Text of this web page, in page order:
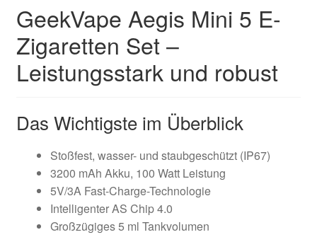
GeekVape Aegis Mini 5 E-
Zigaretten Set –
Leistungsstark und robust
Das Wichtigste im Überblick
Stoßfest, wasser- und staubgeschützt (IP67)
3200 mAh Akku, 100 Watt Leistung
5V/3A Fast-Charge-Technologie
Intelligenter AS Chip 4.0
Großzügiges 5 ml Tankvolumen